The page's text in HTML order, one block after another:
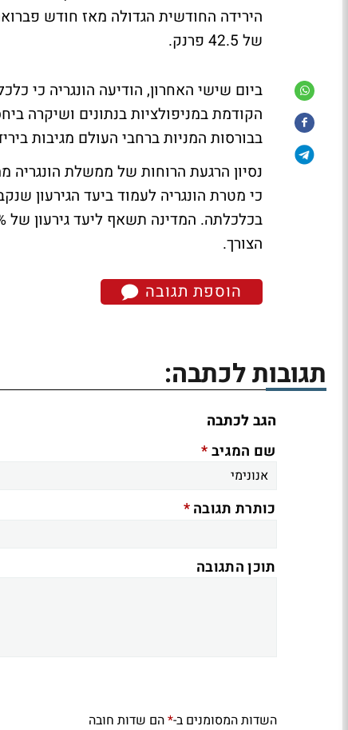
של 42.5 פרנק.
ביום שישי האחרון, הודיעה הונגריה כי
הקודמת במניפולציות בנתונים ושיקרה
בבורסות המניות ברחבי העולם מגיבות
נסיון הרגעת הרוחות של ממשלת הונגריה
כי מטרת הונגריה לעמוד ביעד הגירעון
הצורך.
הוספת תגובה
תגובות לכתבה:
הגב לכתבה
שם המגיב*
כותרת תגובה*
תוכן התגובה
השדות המסומנים ב-*הם שדות חובה